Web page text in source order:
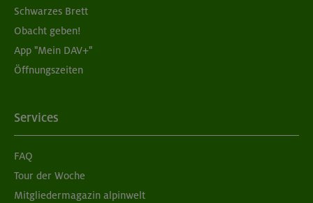
Schwarzes Brett
Obacht geben!
App "Mein DAV+"
Öffnungszeiten
Services
FAQ
Tour der Woche
Mitgliedermagazin alpinwelt